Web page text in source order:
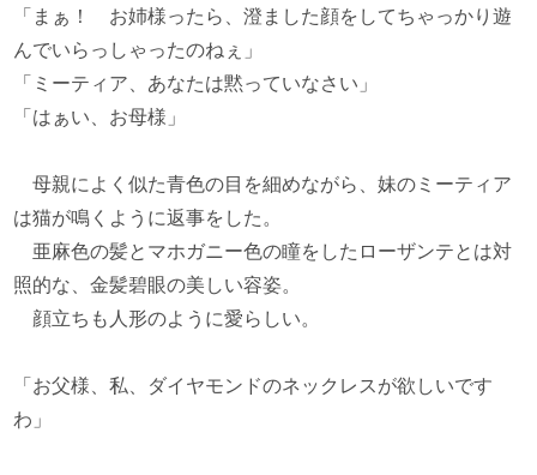
「まぁ！ お姉様ったら、澄ました顔をしてちゃっかり遊
んでいらっしゃったのねぇ」
「ミーティア、あなたは黙っていなさい」
「はぁい、お母様」
母親によく似た青色の目を細めながら、妹のミーティア
は猫が鳴くように返事をした。
亜麻色の髪とマホガニー色の瞳をしたローザンテとは対
照的な、金髪碧眼の美しい容姿。
顔立ちも人形のように愛らしい。
「お父様、私、ダイヤモンドのネックレスが欲しいです
わ」